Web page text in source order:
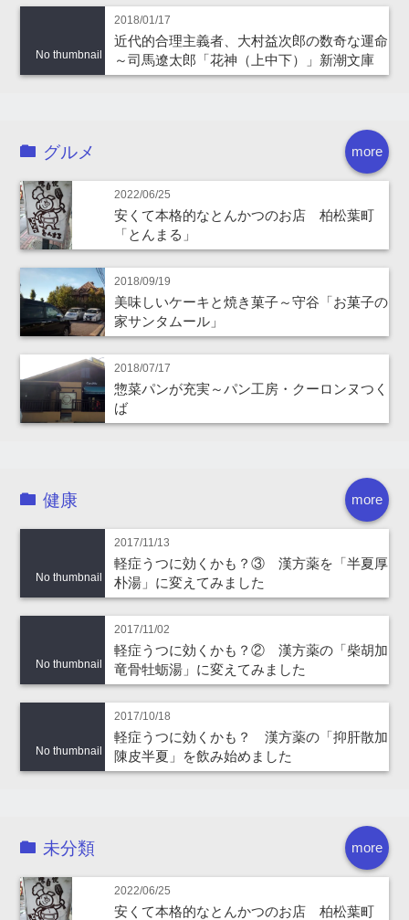
No thumbnail
2018/01/17
近代的合理主義者、大村益次郎の数奇な運命
～司馬遼太郎「花神（上中下）」新潮文庫
more
グルメ
2022/06/25
安くて本格的なとんかつのお店 柏松葉町
「とんまる」
2018/09/19
美味しいケーキと焼き菓子～守谷「お菓子の
家サンタムール」
2018/07/17
惣菜パンが充実～パン工房・クーロンヌつく
ば
more
健康
No thumbnail
2017/11/13
軽症うつに効くかも？③ 漢方薬を「半夏厚
朴湯」に変えてみました
No thumbnail
2017/11/02
軽症うつに効くかも？② 漢方薬の「柴胡加
竜骨牡蛎湯」に変えてみました
No thumbnail
2017/10/18
軽症うつに効くかも？ 漢方薬の「抑肝散加
陳皮半夏」を飲み始めました
more
未分類
2022/06/25
安くて本格的なとんかつのお店 柏松葉町